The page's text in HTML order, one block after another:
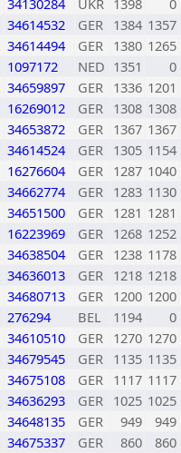
34130284 UKR 1398
0
34614532 GER 1384 1357
34614494 GER 1380 1265
1097172 NED 1351
0
34659897 GER 1336 1201
16269012 GER 1308 1308
34653872 GER 1367 1367
34614524 GER 1305 1154
16276604 GER 1287 1040
34662774 GER 1283 1130
34651500 GER 1281 1281
16223969 GER 1268 1252
34638504 GER 1238 1178
34636013 GER 1218 1218
34680713 GER 1200 1200
276294 BEL 1194
0
34610510 GER 1270 1270
34679545 GER 1135 1135
34675108 GER 1117 1117
34636293 GER 1025 1025
34648135 GER 949
949
34675337 GER 860
860